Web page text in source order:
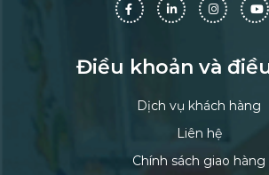
Điều khoản và
Dịch vụ khách hàng
Liên hệ
Chính sách giao hàng